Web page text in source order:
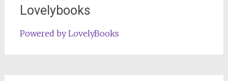
Lovelybooks
Powered by LovelyBooks